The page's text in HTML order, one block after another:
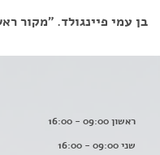
בן עמי פיינגולד. "מקור ראשון".
ראשון 09:00 - 16:00
שני 09:00 - 16:00